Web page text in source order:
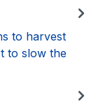
to harvest
to slow the